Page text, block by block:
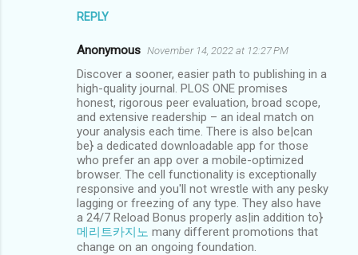
REPLY
Anonymous November 14, 2022 at 12:27 PM
Discover a sooner, easier path to publishing in a
high-quality journal. PLOS ONE promises
honest, rigorous peer evaluation, broad scope,
and extensive readership – an ideal match on
your analysis each time. There is also be|can
be} a dedicated downloadable app for those
who prefer an app over a mobile-optimized
browser. The cell functionality is exceptionally
responsive and you'll not wrestle with any pesky
lagging or freezing of any type. They also have
a 24/7 Reload Bonus properly as|in addition to}
메리트카지노 many different promotions that
change on an ongoing foundation.